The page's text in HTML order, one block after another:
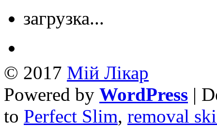
загрузка...
© 2017 Mій Лікар
Powered by WordPress |
to Perfect Slim, removal